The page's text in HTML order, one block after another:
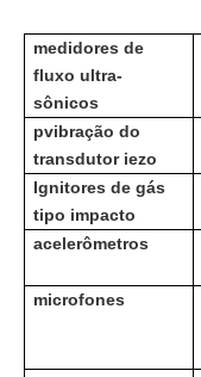
medidores de
fluxo ultra-
sônicos
pvibração do
transdutor iezo
Ignitores de gás
tipo impacto
acelerômetros
microfones